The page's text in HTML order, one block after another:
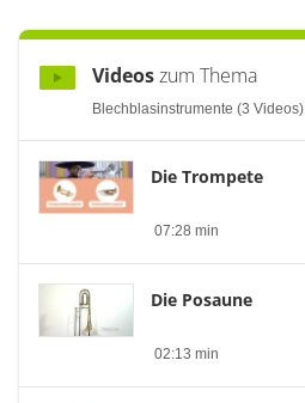
Videoszum Thema
Blechblasinstrumente (3 Videos)
Die Trompete
07:28 min
Die Posaune
02:13 min